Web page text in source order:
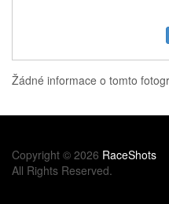
Žádné informace o tomto
Copyright © 2026 RaceShots
All Rights Reserved.